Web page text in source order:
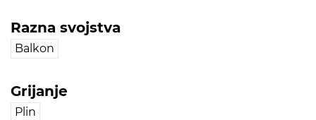
Razna svojstva
Balkon
Grijanje
Plin